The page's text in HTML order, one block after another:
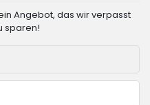
Angebot, das wir verpasst
sparen!